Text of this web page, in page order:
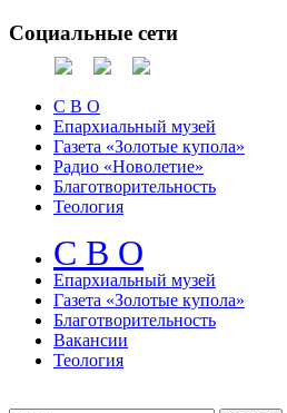
Социальные сети
С В О
Епархиальный музей
Газета «Золотые купола»
Радио «Новолетие»
Благотворительность
Теология
С В О
Епархиальный музeй
Газета «Золотые купола»
Благотворительность
Вакансии
Теология